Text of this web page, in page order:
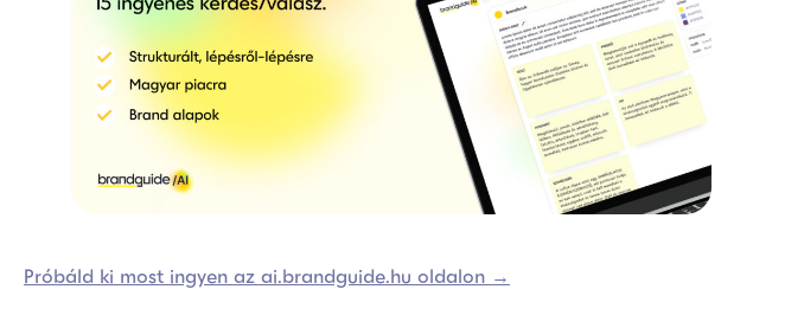
Próbáld ki most ingyen az ai.brandguide.hu oldalon →